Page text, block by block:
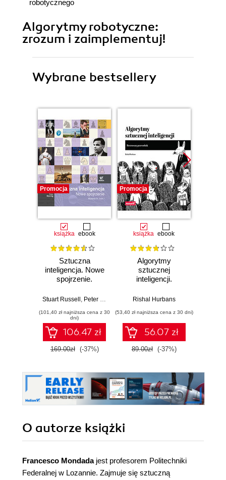
robotycznego
Algorytmy robotyczne:
zrozum i zaimplementuj!
Wybrane bestsellery
Promocja
książka ebook
Sztuczna
inteligencja. Nowe
spojrzenie.
Stuart Russell Peter Norvig
(101,40 zł najniższa cena z 30
dni)
106.47 zł
169.00zł (-37%)
Promocja
książka ebook
Algorytmy
sztucznej
inteligencji.
przewodnik
Rishal Hurbans
(53,40 zł najniższa cena z 30 dni)
56.07 zł
89.00zł (-37%)
O autorze książki
Francesco Mondadajest profesorem Politechniki
Federalnej w Lozannie. Zajmuje się sztuczną